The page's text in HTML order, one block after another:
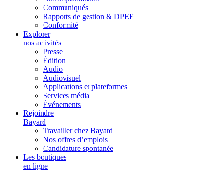
Communiqués
Rapports de gestion & DPEF
Conformité
Explorer
nos activités
Presse
Édition
Audio
Audiovisuel
Applications et plateformes
Services média
Événements
Rejoindre
Bayard
Travailler chez Bayard
Nos offres d’emplois
Candidature spontanée
Les boutiques
en ligne